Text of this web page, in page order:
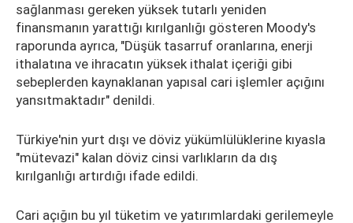
sağlanması gereken yüksek tutarlı yeniden
finansmanın yarattığı kırılganlığı gösteren Moody's
raporunda ayrıca, "Düşük tasarruf oranlarına, enerji
ithalatına ve ihracatın yüksek ithalat içeriği gibi
sebeplerden kaynaklanan yapısal cari işlemler açığını
yansıtmaktadır" denildi.
Türkiye'nin yurt dışı ve döviz yükümlülüklerine kıyasla
"mütevazi" kalan döviz cinsi varlıkların da dış
kırılganlığı artırdığı ifade edildi.
Cari açığın bu yıl tüketim ve yatırımlardaki gerilemeyle